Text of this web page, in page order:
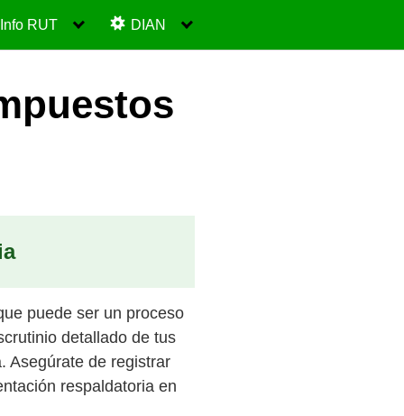
Info RUT DIAN
puede ser un proceso
detallado de tus
Asegúrate de registrar
respaldatoria en